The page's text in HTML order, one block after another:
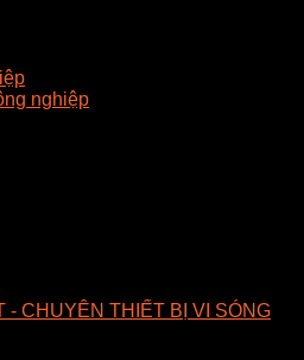
nghiệp
- CHUYÊN THIẾT BỊ VI SÓNG